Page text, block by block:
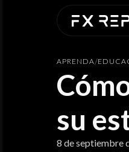
APRENDA/
su
8 de septiembre